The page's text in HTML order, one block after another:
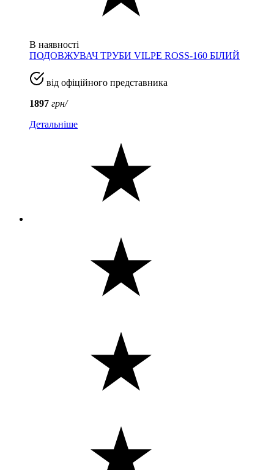
В наявності
ПОДОВЖУВАЧ ТРУБИ VILPE ROSS-160 БІЛИЙ
від офіційного представника
1897 грн/
Детальніше